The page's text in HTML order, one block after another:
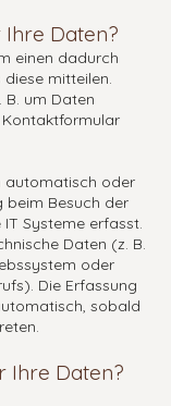
Daten?
einen dadurch
diese mitteilen.
B. um Daten
Kontaktformular
automatisch oder
beim Besuch der
Systeme erfasst.
Daten (z. B.
oder
Die Erfassung
sobald
Ihre Daten?